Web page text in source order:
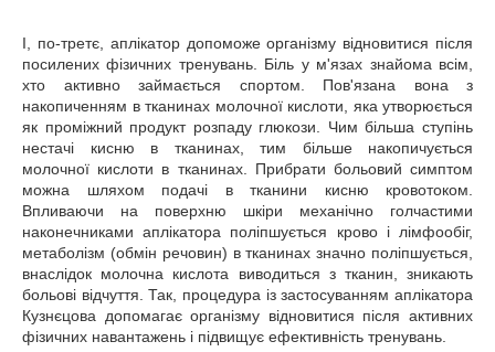
І, по-третє, аплікатор допоможе організму відновитися після
посилених фізичних тренувань. Біль у м'язах знайома всім,
хто активно займається спортом. Пов'язана вона з
накопиченням в тканинах молочної кислоти, яка утворюється
як проміжний продукт розпаду глюкози. Чим більша ступінь
нестачі кисню в тканинах, тим більше накопичується
молочної кислоти в тканинах. Прибрати больовий симптом
можна шляхом подачі в тканини кисню кровотоком.
Впливаючи на поверхню шкіри механічно голчастими
наконечниками аплікатора поліпшується крово і лімфообіг,
метаболізм (обмін речовин) в тканинах значно поліпшується,
внаслідок молочна кислота виводиться з тканин, зникають
больові відчуття. Так, процедура із застосуванням аплікатора
Кузнєцова допомагає організму відновитися після активних
фізичних навантажень і підвищує ефективність тренувань.